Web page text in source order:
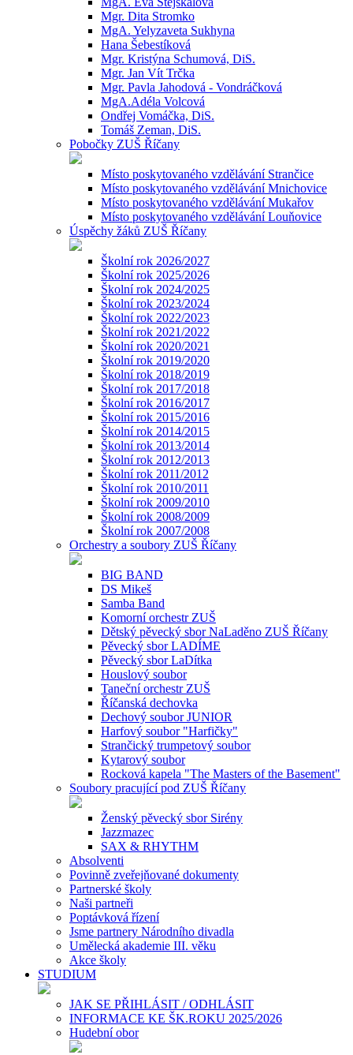
Mgr. Dita Stromko
MgA. Yelyzaveta Sukhyna
Hana Šebestíková
Mgr. Kristýna Schumová, DiS.
Mgr. Jan Vít Trčka
Mgr. Pavla Jahodová - Vondráčková
MgA.Adéla Volcová
Ondřej Vomáčka, DiS.
Tomáš Zeman, DiS.
Pobočky ZUŠ Říčany
Místo poskytovaného vzdělávání Strančice
Místo poskytovaného vzdělávání Mnichovice
Místo poskytovaného vzdělávání Mukařov
Místo poskytovaného vzdělávání Louňovice
Úspěchy žáků ZUŠ Říčany
Školní rok 2026/2027
Školní rok 2025/2026
Školní rok 2024/2025
Školní rok 2023/2024
Školní rok 2022/2023
Školní rok 2021/2022
Školní rok 2020/2021
Školní rok 2019/2020
Školní rok 2018/2019
Školní rok 2017/2018
Školní rok 2016/2017
Školní rok 2015/2016
Školní rok 2014/2015
Školní rok 2013/2014
Školní rok 2012/2013
Školní rok 2011/2012
Školní rok 2010/2011
Školní rok 2009/2010
Školní rok 2008/2009
Školní rok 2007/2008
Orchestry a soubory ZUŠ Říčany
BIG BAND
DS Mikeš
Samba Band
Komorní orchestr ZUŠ
Dětský pěvecký sbor NaLaděno ZUŠ Říčany
Pěvecký sbor LADÍME
Pěvecký sbor LaDítka
Houslový soubor
Taneční orchestr ZUŠ
Říčanská dechovka
Dechový soubor JUNIOR
Harfový soubor "Harfičky"
Strančický trumpetový soubor
Kytarový soubor
Rocková kapela "The Masters of the Basement"
Soubory pracující pod ZUŠ Říčany
Ženský pěvecký sbor Sirény
Jazzmazec
SAX & RHYTHM
Absolventi
Povinně zveřejňované dokumenty
Partnerské školy
Naši partneři
Poptávková řízení
Jsme partnery Národního divadla
Umělecká akademie III. věku
Akce školy
STUDIUM
JAK SE PŘIHLÁSIT / ODHLÁSIT
INFORMACE KE ŠK.ROKU 2025/2026
Hudební obor